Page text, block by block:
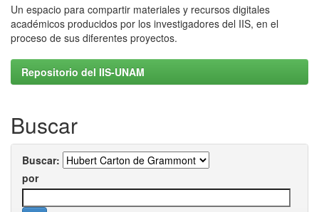
Un espacio para compartir materiales y recursos digitales
académicos producidos por los investigadores del IIS, en el
proceso de sus diferentes proyectos.
Repositorio del IIS-UNAM
Buscar
Buscar:
por